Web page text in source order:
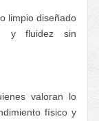
limpio diseñado
y fluidez sin
valoran lo
físico y